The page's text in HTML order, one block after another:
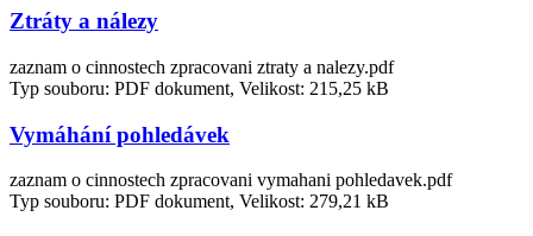
Ztráty a nálezy
zaznam o cinnostech zpracovani ztraty a nalezy.pdf
Typ souboru: PDF dokument, Velikost: 215,25 kB
Vymáhání pohledávek
zaznam o cinnostech zpracovani vymahani pohledavek.pdf
Typ souboru: PDF dokument, Velikost: 279,21 kB